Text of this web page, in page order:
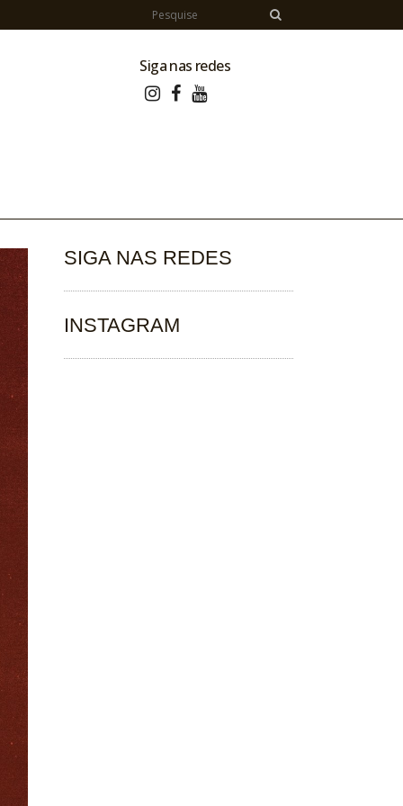
Siga nas redes
SIGA NAS REDES
INSTAGRAM